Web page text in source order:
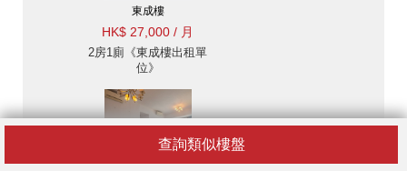
查詢類似樓盤
東成樓
HK$ 27,000 / 月
2房1廁《東成樓出租單
位》